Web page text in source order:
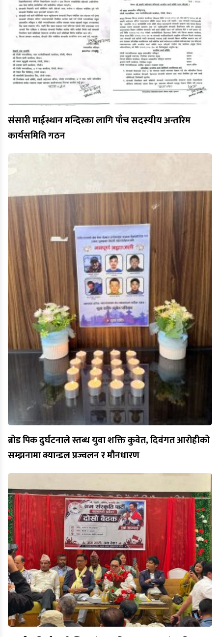
संसारी माईस्थान मन्दिरका लागि पाँच सदस्यीय अन्तरिम
कार्यसमिति गठन
ब्रोड पिक दुर्घटनाले स्तब्ध युवा शक्ति कुवेत, दिवंगत आरोहीको
सम्झनामा क्यान्डल प्रज्वलन र मौनधारण